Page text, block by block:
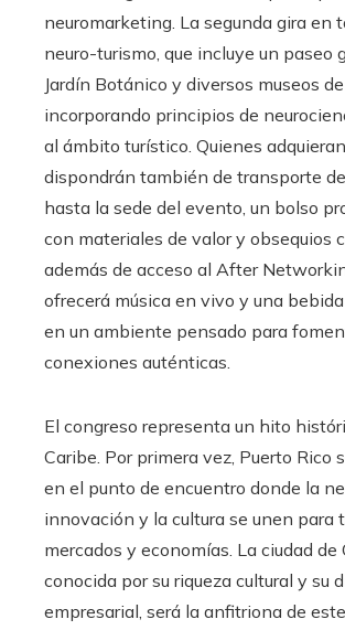
neuromarketing. La segunda gira en
neuro-turismo, que incluye un paseo
Jardín Botánico y diversos museos
incorporando principios de
al ámbito turístico. Quienes
dispondrán también de transporte
hasta la sede del evento, un bolso
con materiales de valor y obsequios
además de acceso al After
ofrecerá música en vivo y una
en un ambiente pensado para
conexiones auténticas.
El congreso representa un hito
Caribe. Por primera vez, Puerto Rico
en el punto de encuentro donde la
innovación y la cultura se unen para
mercados y economías. La ciudad de
conocida por su riqueza cultural y su
empresarial, será la anfitriona de